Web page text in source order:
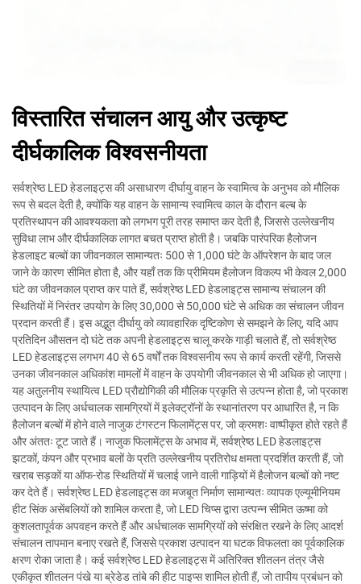
विस्तारित संचालन आयु और उत्कृष्ट
दीर्घकालिक विश्वसनीयता
सर्वश्रेष्ठ LED हेडलाइट्स की असाधारण दीर्घायु वाहन के स्वामित्व के अनुभव को मौलिक
रूप से बदल देती है, क्योंकि यह वाहन के सामान्य स्वामित्व काल के दौरान बल्ब के
प्रतिस्थापन की आवश्यकता को लगभग पूरी तरह समाप्त कर देती है, जिससे उल्लेखनीय
सुविधा लाभ और दीर्घकालिक लागत बचत प्राप्त होती है। जबकि पारंपरिक हैलोजन
हेडलाइट बल्बों का जीवनकाल सामान्यतः 500 से 1,000 घंटे के ऑपरेशन के बाद जल
जाने के कारण सीमित होता है, और यहाँ तक कि प्रीमियम हैलोजन विकल्प भी केवल 2,000
घंटे का जीवनकाल प्राप्त कर पाते हैं, सर्वश्रेष्ठ LED हेडलाइट्स सामान्य संचालन की
स्थितियों में निरंतर उपयोग के लिए 30,000 से 50,000 घंटे से अधिक का संचालन जीवन
प्रदान करती हैं। इस अद्भुत दीर्घायु को व्यावहारिक दृष्टिकोण से समझने के लिए, यदि आप
प्रतिदिन औसतन दो घंटे तक अपनी हेडलाइट्स चालू करके गाड़ी चलाते हैं, तो सर्वश्रेष्ठ
LED हेडलाइट्स लगभग 40 से 65 वर्षों तक विश्वसनीय रूप से कार्य करती रहेंगी, जिससे
उनका जीवनकाल अधिकांश मामलों में वाहन के उपयोगी जीवनकाल से भी अधिक हो जाएगा।
यह अतुलनीय स्थायित्व LED प्रौद्योगिकी की मौलिक प्रकृति से उत्पन्न होता है, जो प्रकाश
उत्पादन के लिए अर्धचालक सामग्रियों में इलेक्ट्रॉनों के स्थानांतरण पर आधारित है, न कि
हैलोजन बल्बों में होने वाले नाजुक टंगस्टन फिलामेंट्स पर, जो क्रमशः वाष्पीकृत होते रहते हैं
और अंततः टूट जाते हैं। नाजुक फिलामेंट्स के अभाव में, सर्वश्रेष्ठ LED हेडलाइट्स
झटकों, कंपन और प्रभाव बलों के प्रति उल्लेखनीय प्रतिरोध क्षमता प्रदर्शित करती हैं, जो
खराब सड़कों या ऑफ-रोड स्थितियों में चलाई जाने वाली गाड़ियों में हैलोजन बल्बों को नष्ट
कर देते हैं। सर्वश्रेष्ठ LED हेडलाइट्स का मजबूत निर्माण सामान्यतः व्यापक एल्यूमीनियम
हीट सिंक असेंबलियों को शामिल करता है, जो LED चिप्स द्वारा उत्पन्न सीमित ऊष्मा को
कुशलतापूर्वक अपवहन करते हैं और अर्धचालक सामग्रियों को संरक्षित रखने के लिए आदर्श
संचालन तापमान बनाए रखते हैं, जिससे प्रकाश उत्पादन या घटक विफलता का पूर्वकालिक
क्षरण रोका जाता है। कई सर्वश्रेष्ठ LED हेडलाइट्स में अतिरिक्त शीतलन तंत्र जैसे
एकीकृत शीतलन पंखे या ब्रेडेड तांबे की हीट पाइप्स शामिल होती हैं, जो तापीय प्रबंधन को